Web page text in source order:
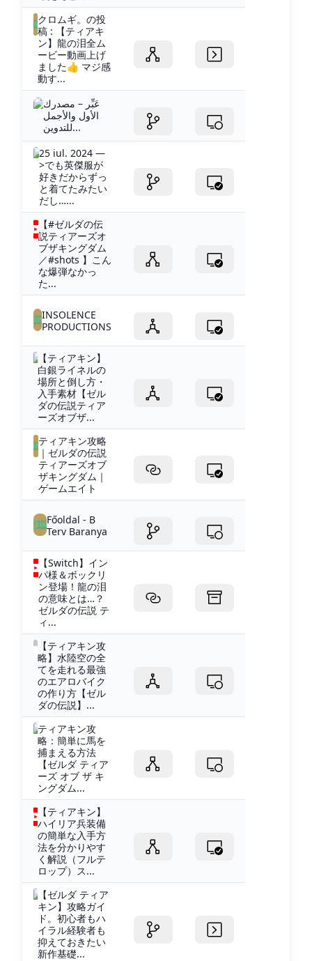
クロムギ。の投
稿 : 【ティアキ
ン】龍の泪全ム
ービー動画上げ
ました👍 マジ感
動す...
عَبِّر – مصدرك
الأول والأجمل
للتدوين...
25 iul. 2024 —
>でも英傑服が
好きだからずっ
と着てたみたい
だし…...
【#ゼルダの伝
説ティアーズオ
ブザキングダム
／#shots 】こん
な爆弾なかっ
た...
INSOLENCE
PRODUCTIONS
【ティアキン】
白銀ライネルの
場所と倒し方・
入手素材【ゼル
ダの伝説ティア
ーズオブザ...
ティアキン攻略
｜ゼルダの伝説
ティアーズオブ
ザキングダム｜
ゲームエイト
Főoldal - B
Terv Baranya
【Switch】イン
パ様＆ボックリ
ン登場！龍の泪
の意味とは…？
ゼルダの伝説 テ
ィ...
【ティアキン攻
略】水陸空の全
てを走れる最強
のエアロバイク
の作り方【ゼル
ダの伝説】...
ティアキン攻
略：簡単に馬を
捕まえる方法
【ゼルダ ティア
ーズ オブ ザ キ
ングダム...
【ティアキン】
ハイリア兵装備
の簡単な入手方
法を分かりやす
く解説（フルテ
ロップ）ス...
【ゼルダ ティア
キン】攻略ガイ
ド。初心者もハ
イラル経験者も
抑えておきたい
新作基礎...